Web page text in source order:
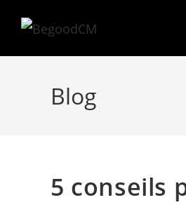
Blog
5 conseils